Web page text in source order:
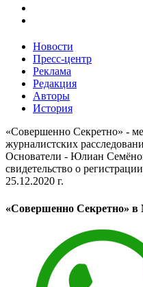
Новости
Пресс-центр
Реклама
Редакция
Авторы
История
«Совершенно Секретно» -
журналистских
Основатели - Юлиан
свидетельство о
25.12.2020 г.
«Совершенно Секретно» в